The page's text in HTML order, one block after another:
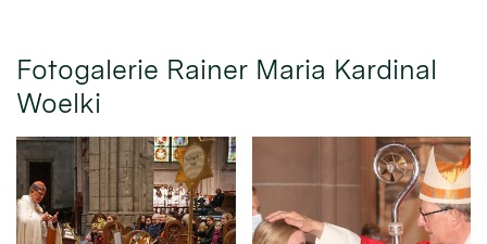
Fotogalerie Rainer Maria Kardinal
Woelki